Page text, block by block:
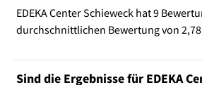
EDEKA Center Schieweck hat 9
durchschnittlichen Bewertung von
Sind die Ergebnisse für EDEKA